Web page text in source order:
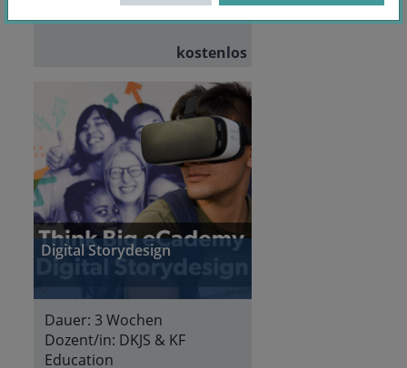
Teilnehmende:101
kostenlos
Digital Storydesign
Dauer: 3 Wochen
Dozent/in: DKJS & KF
Education